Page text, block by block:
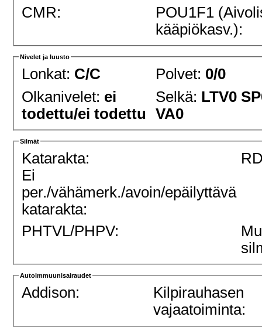
CMR:
POU1F1
kääpiökasv.):
Nivelet ja luusto
Lonkat: C/C Polvet: 0/0
Olkanivelet: ei
todettu/ei todettu
Selkä: LTV0
VA0
Silmät
Katarakta:
Ei
per./vähämerk./avoin/epäilyttävä
katarakta:
PHTVL/PHPV:
Autoimmuunisairaudet
Addison:
Kilpirauhasen
vajaatoiminta: